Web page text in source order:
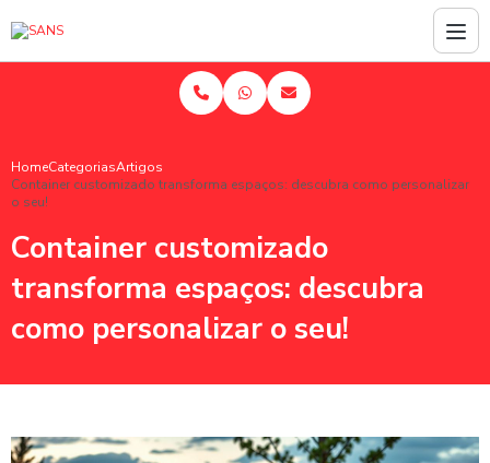
HomeCategoriasArtigos
Container customizado transforma espaços: descubra como personalizar
o seu!
Container customizado
transforma espaços: descubra
como personalizar o seu!